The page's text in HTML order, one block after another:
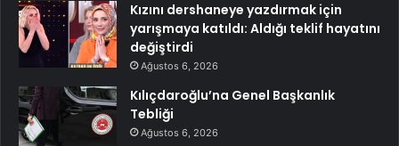
Kızını dershaneye yazdırmak için
yarışmaya katıldı: Aldığı teklif hayatını
değiştirdi
Ağustos 6, 2026
Kılıçdaroğlu’na Genel Başkanlık
Tebliği
Ağustos 6, 2026